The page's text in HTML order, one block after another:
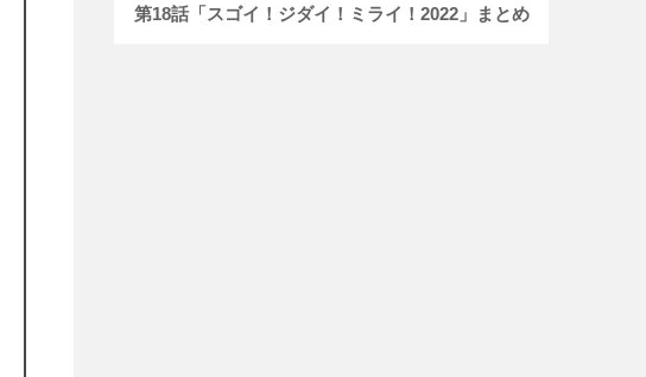
第18話「スゴイ！ジダイ！ミライ！2022」まとめ